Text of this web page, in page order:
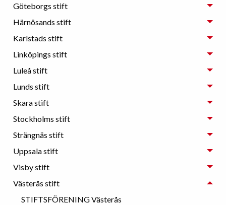
Göteborgs stift
Härnösands stift
Karlstads stift
Linköpings stift
Luleå stift
Lunds stift
Skara stift
Stockholms stift
Strängnäs stift
Uppsala stift
Visby stift
Västerås stift
STIFTSFÖRENING Västerås